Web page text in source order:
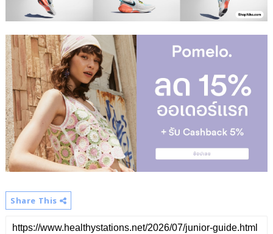
Share This